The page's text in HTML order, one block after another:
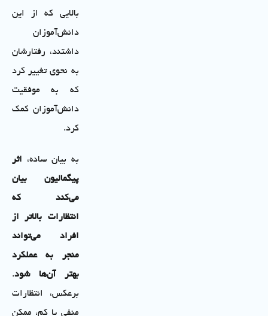
بالایی که از این
دانش‌آموزان
داشتند، رفتارشان
به نحوی تغییر کرد
که به موفقیت
دانش‌آموزان کمک
کرد.
به بیان ساده، اثر
پیگمالیون بیان
می‌کند که
انتظارات بالاتر از
افراد می‌تواند
منجر به عملکرد
بهتر آن‌ها شود.
برعکس، انتظارات
منفی یا کم، ممکن